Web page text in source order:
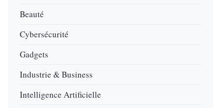
Beauté
Cybersécurité
Gadgets
Industrie & Business
Intelligence Artificielle